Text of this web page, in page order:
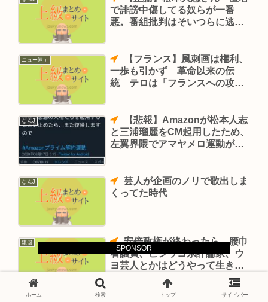
SPONSOR
で誹謗中傷してる奴らが一番
悪。番組批判はそいつらに逃げ
ニュー速＋
一歩も引かず 革命以来の伝
統 テロは「フランスへの攻
なんJ
と三浦瑠麗をCM起用したため、
左翼界隈でアマヤメロ運動が始
なんJ
芸人が企画のノリで歌出しま
くってた時代
嫌儲
安倍政権が終わったら、腰巾
着議員、ビジウヨ系評論家、ウ
ヨ芸人とかはどうやって生きて
いくの…(´・ω・｀)
ホーム 検索 トップ サイドバー